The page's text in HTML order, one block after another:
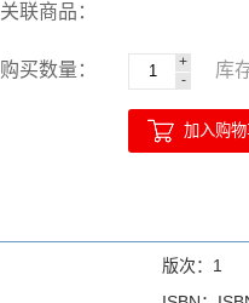
关联商品：
购买数量：
+
-
库
加入购
版次：1